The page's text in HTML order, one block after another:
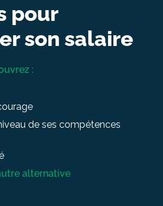
pour
son salaire
:
de ses compétences
alternative